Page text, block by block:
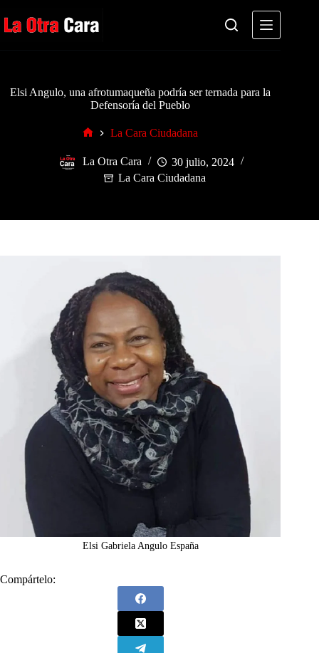
al
contenido
Elsi Angulo, una afrotumaqueña podría ser ternada para la
Defensoría del Pueblo
La Cara Ciudadana
La Otra Cara
30 julio, 2024
La Cara Ciudadana
Elsi Gabriela Angulo España
Compártelo: